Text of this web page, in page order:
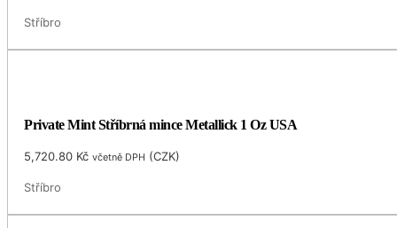
Stříbro
Private Mint Stříbrná mince Metallick 1 Oz USA
5,720.80 Kč včetně DPH (CZK)
Stříbro